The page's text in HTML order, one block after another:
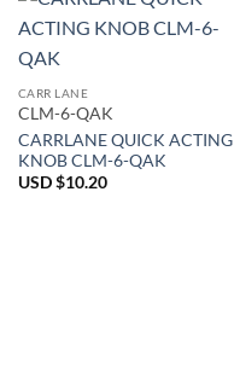
CARR LANE
CLM-6-QAK
CARRLANE QUICK ACTING
KNOB CLM-6-QAK
USD $10.20